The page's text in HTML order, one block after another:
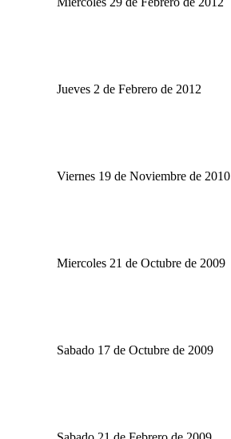
Jueves 2 de Febrero de 2012
Viernes 19 de Noviembre de 2010
Miercoles 21 de Octubre de 2009
Sabado 17 de Octubre de 2009